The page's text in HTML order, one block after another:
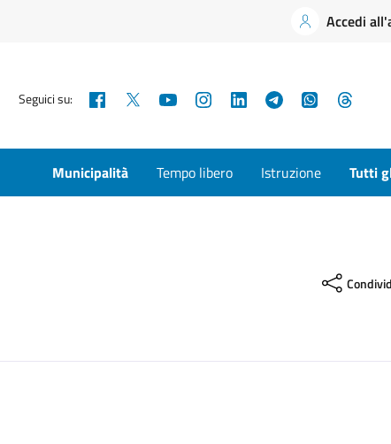
Accedi
Seguici su: Facebook YouTubeInstagramLinkedInTelegramWhatsApp
Municipalità Tempo libero Istruzione Tutti